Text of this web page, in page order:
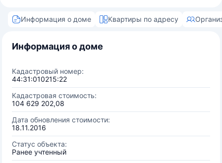
Информация о доме Квартиры по адресу
Информация о доме
Кадастровый номер:
44:31:010215:22
Кадастровая стоимость:
104 629 202,08
Дата обновления стоимости:
18.11.2016
Статус объекта:
Ранее учтенный